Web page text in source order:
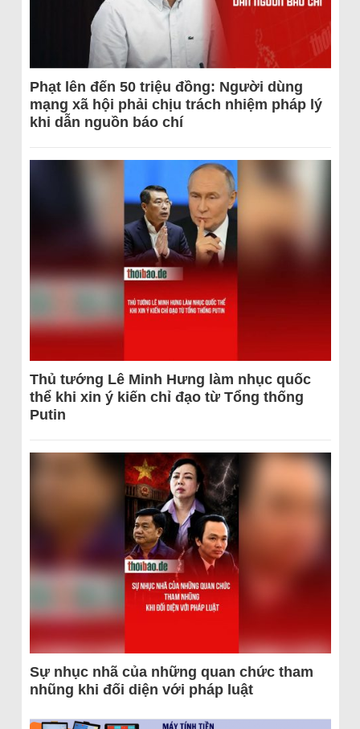
Phạt lên đến 50 triệu đồng: Người dùng
mạng xã hội phải chịu trách nhiệm pháp lý
khi dẫn nguồn báo chí
Thủ tướng Lê Minh Hưng làm nhục quốc
thể khi xin ý kiến chỉ đạo từ Tổng thống
Putin
Sự nhục nhã của những quan chức tham
nhũng khi đối diện với pháp luật